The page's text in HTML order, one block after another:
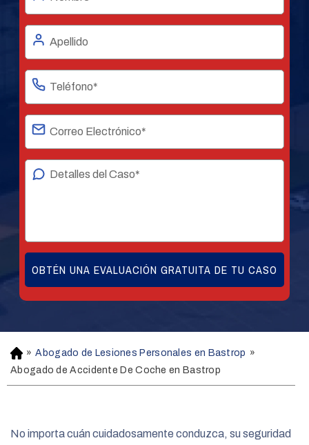
H
o
m
» Abogado de Lesiones Personales en Bastrop »
Abogado de Accidente De Coche en Bastrop
No importa cuán cuidadosamente conduzca, su seguridad